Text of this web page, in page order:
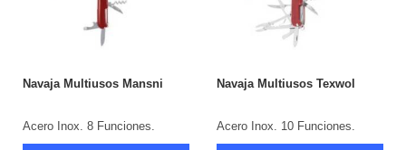
Navaja Multiusos Mansni
Acero Inox. 8 Funciones.
Navaja Multiusos Texwol
Acero Inox. 10 Funciones.